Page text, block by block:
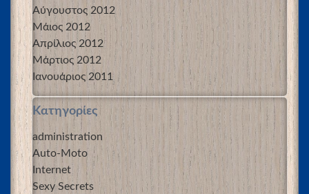
Αύγουστος 2012
Μάιος 2012
Απρίλιος 2012
Μάρτιος 2012
Ιανουάριος 2011
Kατηγορίες
administration
Auto-Moto
Internet
Sexy Secrets